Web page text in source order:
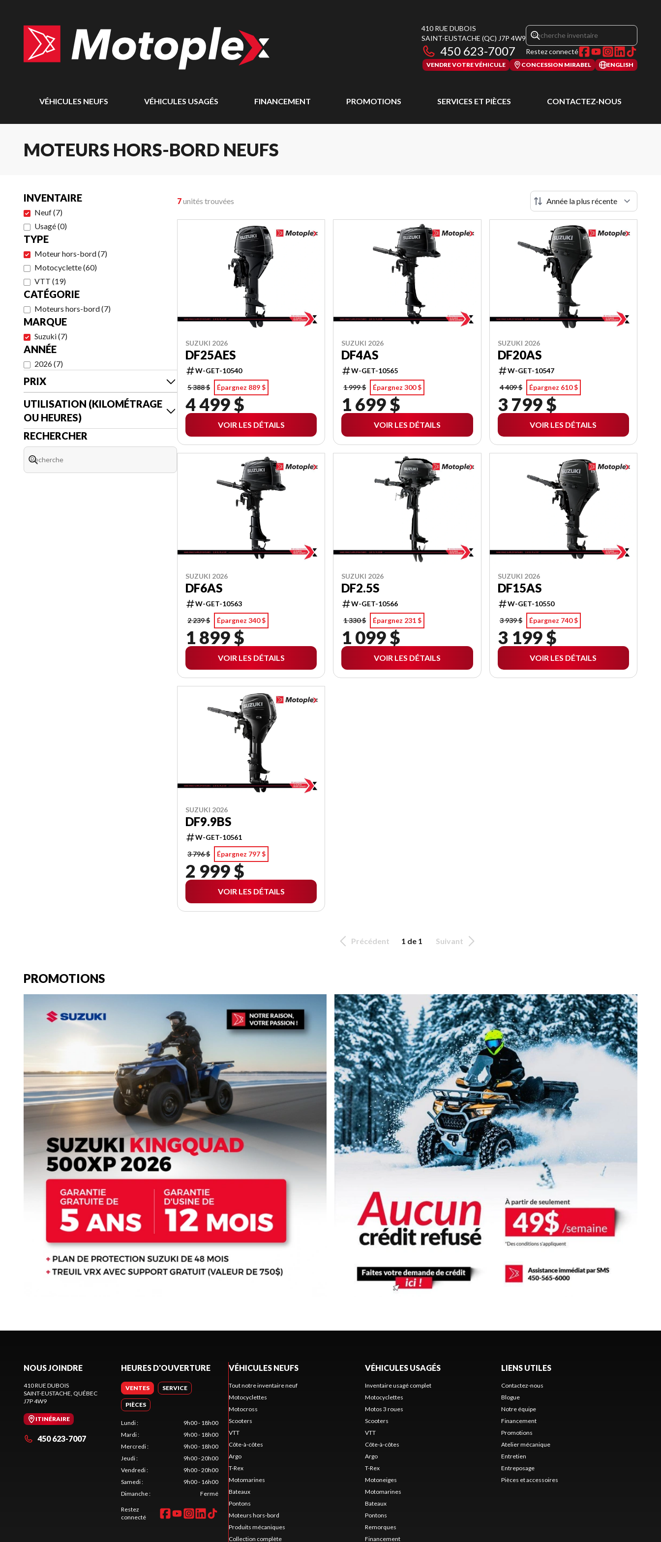
410 RUE DUBOIS
SAINT-EUSTACHE (QC) J7P 4W9
450 623-7007 Restez connecté
VENDRE VOTRE VÉHICULE CONCESSION MIRABEL ENGLISH
VÉHICULES NEUFS VÉHICULES USAGÉS FINANCEMENT PROMOTIONS SERVICES ET PIÈCES CONTACTEZ-NOUS
MOTEURS HORS-BORD NEUFS
INVENTAIRE
Neuf(7)
Usagé(0)
TYPE
Moteur hors-bord(7)
Motocyclette(60)
VTT (19)
CATÉGORIE
Moteurs hors-bord(7)
MARQUE
Suzuki(7)
ANNÉE
2026(7)
PRIX
UTILISATION (KILOMÉTRAGE
OU HEURES)
RECHERCHER
7unités trouvées
SUZUKI 2026
DF25AES
W-GET-10540
5 388 $
Épargnez 889 $
4 499 $
VOIR LES DÉTAILS
SUZUKI 2026
DF4AS
W-GET-10565
1 999 $
Épargnez 300 $
1 699 $
VOIR LES DÉTAILS
SUZUKI 2026
DF20AS
W-GET-10547
4 409 $
Épargnez 610 $
3 799 $
VOIR LES DÉTAILS
SUZUKI 2026
DF6AS
W-GET-10563
2 239 $
Épargnez 340 $
1 899 $
VOIR LES DÉTAILS
SUZUKI 2026
DF2.5S
W-GET-10566
1 330 $
Épargnez 231 $
1 099 $
VOIR LES DÉTAILS
SUZUKI 2026
DF15AS
W-GET-10550
3 939 $
Épargnez 740 $
3 199 $
VOIR LES DÉTAILS
SUZUKI 2026
DF9.9BS
W-GET-10561
3 796 $
Épargnez 797 $
2 999 $
VOIR LES DÉTAILS
Précédent 1 de 1 Suivant
PROMOTIONS
NOUS JOINDRE
410 RUE DUBOIS
SAINT-EUSTACHE , QUÉBEC
J7P 4W9
ITINÉRAIRE
450 623-7007
HEURES D'OUVERTURE
VENTES SERVICE
PIÈCES
Lundi:
9h00 - 18h00
Mardi:
9h00 - 18h00
Mercredi:
9h00 - 18h00
Jeudi:
9h00 - 20h00
Vendredi:
9h00 - 20h00
Samedi:
9h00 - 16h00
Dimanche: Fermé
Restez
connecté
VÉHICULES NEUFS
Tout notre inventaire neuf
Motocyclettes
Motocross
Scooters
VTT
Côte-à-côtes
Argo
T-Rex
Motomarines
Bateaux
Pontons
Moteurs hors-bord
Produits mécaniques
Collection complète
VÉHICULES USAGÉS
Inventaire usagé complet
Motocyclettes
Motos 3 roues
Scooters
VTT
Côte-à-côtes
Argo
T-Rex
Motoneiges
Motomarines
Bateaux
Pontons
Remorques
Financement
LIENS UTILES
Contactez-nous
Blogue
Notre équipe
Financement
Promotions
Atelier mécanique
Entretien
Entreposage
Pièces et accessoires